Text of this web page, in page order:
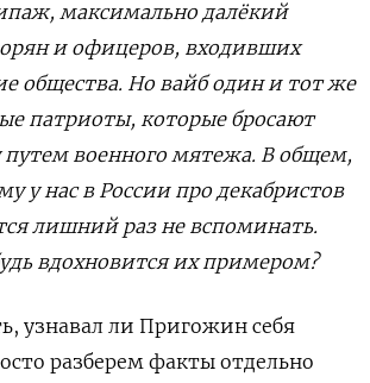
максимально далёкий
и офицеров, входивших
общества. Но вайб один и тот же
патриоты, которые бросают
военного мятежа. В общем,
у нас в России про декабристов
лишний раз не вспоминать.
вдохновится их примером?
узнавал ли Пригожин себя
разберем факты отдельно